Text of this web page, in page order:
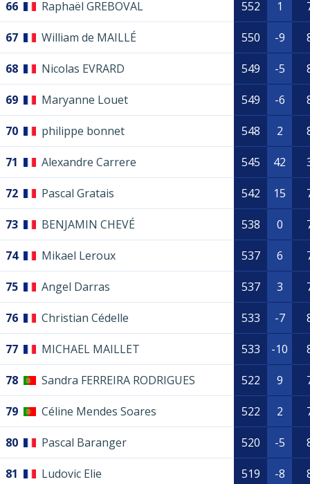
66 Raphaël GREBOVAL 552 1
67 William de MAILLÉ 550 -9
68 Nicolas EVRARD 549 -5
69 Maryanne Louet 549 -6
70 philippe bonnet 548 2
71 Alexandre Carrere 545 42
72 Pascal Gratais 542 15
73 BENJAMIN CHEVÉ 538 0
74 Mikael Leroux 537 6
75 Angel Darras 537 3
76 Christian Cédelle 533 -7
77 MICHAEL MAILLET 533 -10
78 Sandra FERREIRA RODRIGUES 522 9
79 Céline Mendes Soares 522 2
80 Pascal Baranger 520 -5
81 Ludovic Elie 519 -8